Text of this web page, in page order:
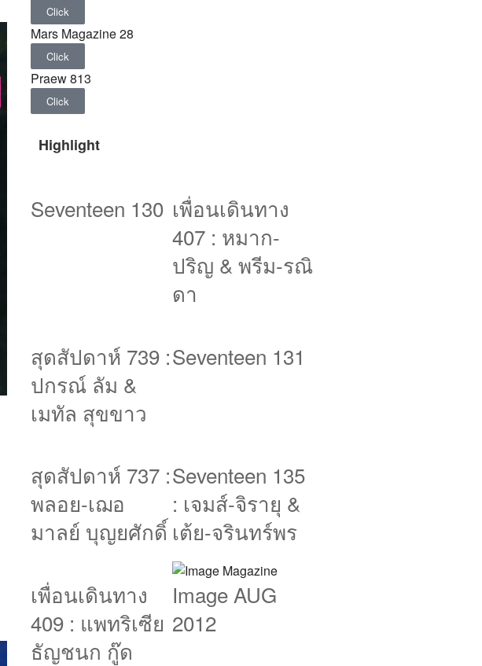
Click
Mars Magazine 28
Click
Praew 813
Click
Highlight
Seventeen 130 เพื่อนเดินทาง
407 : หมาก-
ปริญ & พรีม-รณิ
ดา
สุดสัปดาห์ 739 :
ปกรณ์ ลัม &
เมทัล สุขขาว
Seventeen 131
สุดสัปดาห์ 737 :
พลอย-เฌอ
มาลย์ บุญยศักดิ์
Seventeen 135
: เจมส์-จิรายุ &
เต้ย-จรินทร์พร
เพื่อนเดินทาง
409 : แพทริเซีย
ธัญชนก กู๊ด
Image AUG
2012